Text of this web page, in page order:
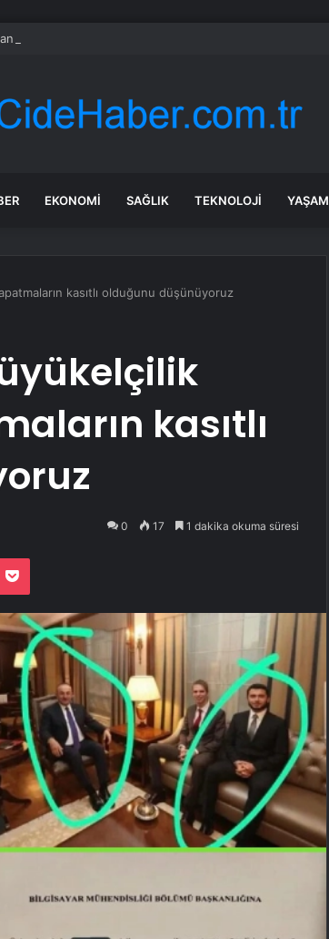
Öymen’i Vefatının Birinci Yılında Andı
EKONOMI SAĞLIK TEKNOLOJI YAŞAM
kasıtlı olduğunu düşünüyoruz
kasıtlı
0 17 1 dakika okuma süresi
Pocket